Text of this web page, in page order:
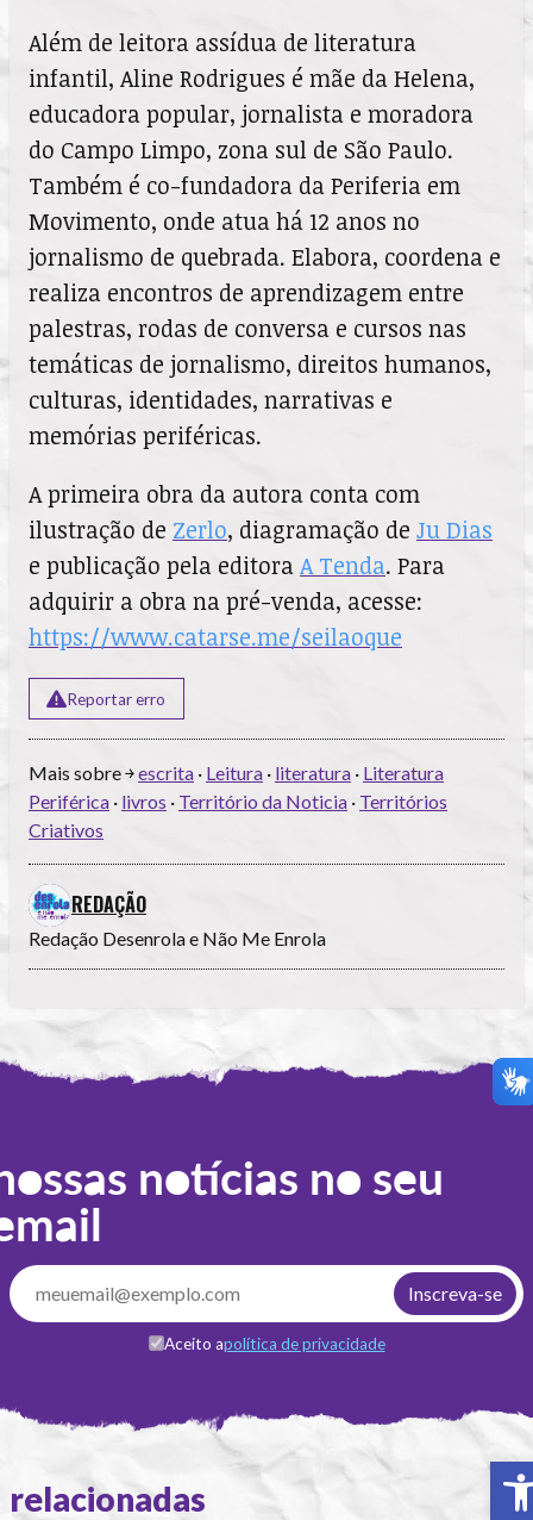
Além de leitora assídua de literatura
infantil, Aline Rodrigues é mãe da Helena,
educadora popular, jornalista e moradora
do Campo Limpo, zona sul de São Paulo.
Também é co-fundadora da Periferia em
Movimento, onde atua há 12 anos no
jornalismo de quebrada. Elabora, coordena e
realiza encontros de aprendizagem entre
palestras, rodas de conversa e cursos nas
temáticas de jornalismo, direitos humanos,
culturas, identidades, narrativas e
memórias periféricas.
A primeira obra da autora conta com
ilustração de Zerlo, diagramação de Ju Dias
e publicação pela editoraA Tenda. Para
adquirir a obra na pré-venda, acesse:
https://www.catarse.me/seilaoque
Reportar erro
Mais sobre ￫escrita · Leitura · literatura · Literatura
Periférica · livros · Território da Noticia · Territórios
Criativos
REDAÇÃO
Redação Desenrola e Não Me Enrola
notícias no seu
Aceito apolítica de privacidade
relacionadas